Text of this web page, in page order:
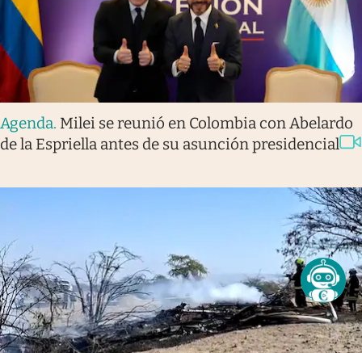
Agenda. Milei se reunió en Colombia con Abelardo
de la Espriella antes de su asunción presidencial